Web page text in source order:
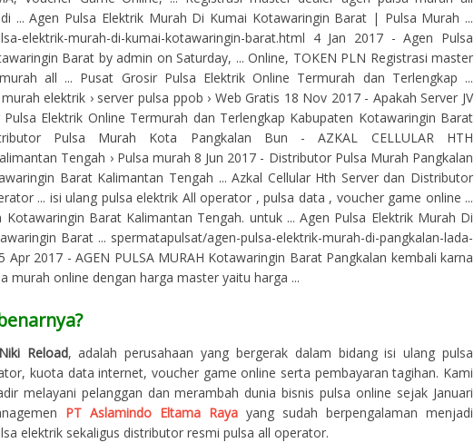
... Agen Pulsa Elektrik Murah Di Kumai Kotawaringin Barat | Pulsa Murah ...
elektrik-murah-di-kumai-kotawaringin-barat.html 4 Jan 2017 - Agen Pulsa
Barat by admin on Saturday, ... Online, TOKEN PLN Registrasi master
all ... Pusat Grosir Pulsa Elektrik Online Termurah dan Terlengkap ...
murah elektrik › server pulsa ppob › Web Gratis 18 Nov 2017 - Apakah Server JV
Elektrik Online Termurah dan Terlengkap Kabupaten Kotawaringin Barat
Pulsa Murah Kota Pangkalan Bun - AZKAL CELLULAR HTH
Tengah › Pulsa murah 8 Jun 2017 - Distributor Pulsa Murah Pangkalan
Barat Kalimantan Tengah ... Azkal Cellular Hth Server dan Distributor
... isi ulang pulsa elektrik All operator , pulsa data , voucher game online ...
Kotawaringin Barat Kalimantan Tengah. untuk ... Agen Pulsa Elektrik Murah Di
Barat ... spermatapulsat/agen-pulsa-elektrik-murah-di-pangkalan-lada-
Apr 2017 - AGEN PULSA MURAH Kotawaringin Barat Pangkalan kembali karna
murah online dengan harga master yaitu harga ...
Niki Reload, adalah perusahaan yang bergerak dalam bidang isi ulang pulsa
kuota data internet, voucher game online serta pembayaran tagihan. Kami
melayani pelanggan dan merambah dunia bisnis pulsa online sejak Januari
PT Aslamindo Eltama Raya yang sudah berpengalaman menjadi
elektrik sekaligus distributor resmi pulsa all operator.